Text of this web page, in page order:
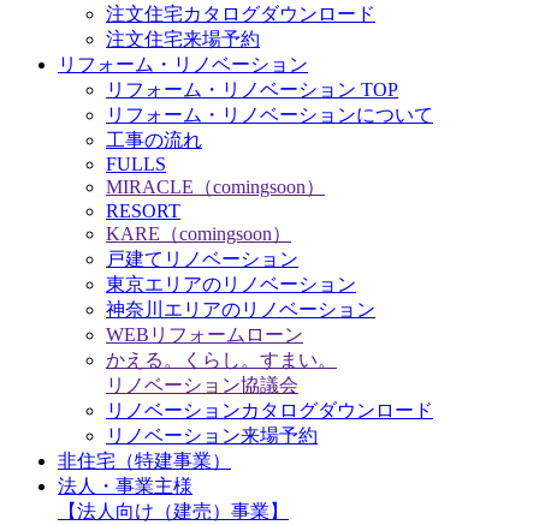
注文住宅カタログダウンロード
注文住宅来場予約
リフォーム・リノベーション
リフォーム・リノベーション TOP
リフォーム・リノベーションについて
工事の流れ
FULLS
MIRACLE（comingsoon）
RESORT
KARE（comingsoon）
戸建てリノベーション
東京エリアのリノベーション
神奈川エリアのリノベーション
WEBリフォームローン
かえる。くらし。すまい。
リノベーション協議会
リノベーションカタログダウンロード
リノベーション来場予約
非住宅（特建事業）
法人・事業主様
【法人向け（建売）事業】